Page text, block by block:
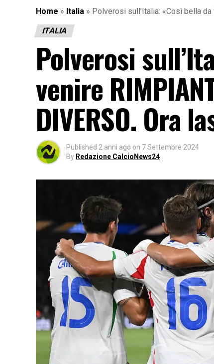
Home » Italia » Polverosi sull’Italia: «Così bella da
ITALIA
Polverosi
venire
DIVERSO. Ora
Published 2 anni ago on 7 Settembre 2024
By Redazione CalcioNews24